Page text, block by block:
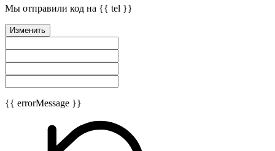
Мы отправили код на {{ tel }}
Изменить
{{ errorMessage }}